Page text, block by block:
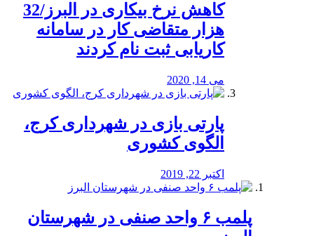
کاهش نرخ بیکاری در البرز/32
هزار متقاضی کار در سامانه
کاریابی ثبت نام کردند
می 14, 2020
پارتی بازی در شهرداری کرج،
الگوی کشوری
اکتبر 22, 2019
پلمب ۶ واحد صنفی در شهرستان